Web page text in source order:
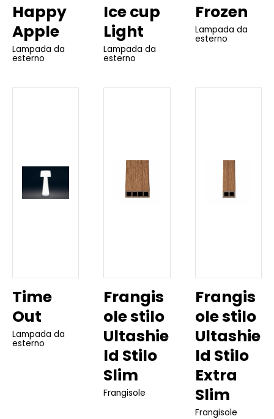
Happy
Apple
Lampada da
esterno
Ice cup
Light
Lampada da
esterno
Frozen
Lampada da
esterno
Time
Out
Lampada da
esterno
Frangis
ole stilo
Ultashie
ld Stilo
Slim
Frangisole
Frangis
ole stilo
Ultashie
ld Stilo
Extra
Slim
Frangisole